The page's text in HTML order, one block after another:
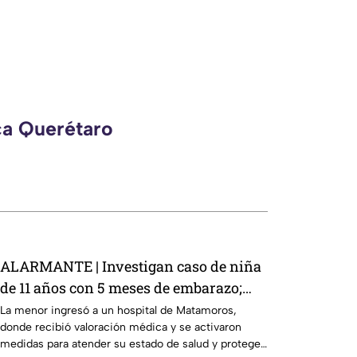
Querétaro
ALARMANTE | Investigan caso de niña
de 11 años con 5 meses de embarazo;
aquí ocurrió
La menor ingresó a un hospital de Matamoros,
donde recibió valoración médica y se activaron
medidas para atender su estado de salud y proteger